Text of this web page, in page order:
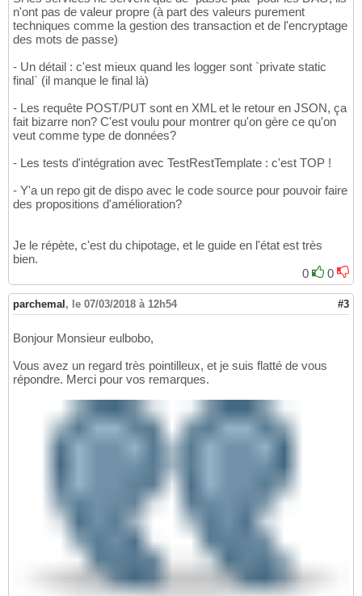
17
18
19
21
22
                .hasSize
(5)
                ....
}
}
n'ont pas de valeur propre (à part des valeurs purement
techniques comme la gestion des transaction et de l'encryptage
des mots de passe)
- Un détail : c'est mieux quand les logger sont `private static
final` (il manque le final là)
- Les requête POST/PUT sont en XML et le retour en JSON, ça
fait bizarre non? C'est voulu pour montrer qu'on gère ce qu'on
veut comme type de données?
- Les tests d'intégration avec TestRestTemplate : c'est TOP !
- Y'a un repo git de dispo avec le code source pour pouvoir faire
des propositions d'amélioration?
Je le répète, c'est du chipotage, et le guide en l'état est très
bien.
0
0
parchemal , le 07/03/2018 à 12h54 #3
Bonjour Monsieur eulbobo,
Vous avez un regard très pointilleux, et je suis flatté de vous
répondre. Merci pour vos remarques.